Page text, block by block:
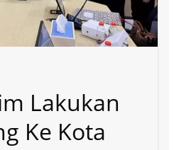
Lakukan
Ke Kota